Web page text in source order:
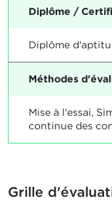
Diplôme /
Diplôme
Méthodes
Mise à l'essai,
continue des
Grille